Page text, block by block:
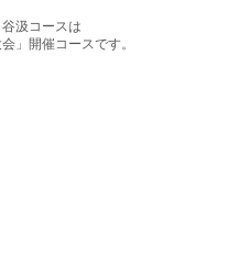
汲コースは
」開催コースです。